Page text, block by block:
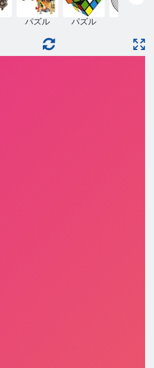
グローブのキ
ーパー3
パズル パズル